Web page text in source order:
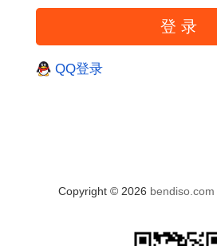
QQ登录
Copyright © 2026 bendiso.com